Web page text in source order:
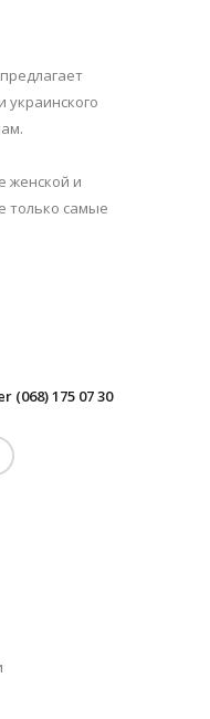
украинского
женской и
только самые
(068) 175 07 30